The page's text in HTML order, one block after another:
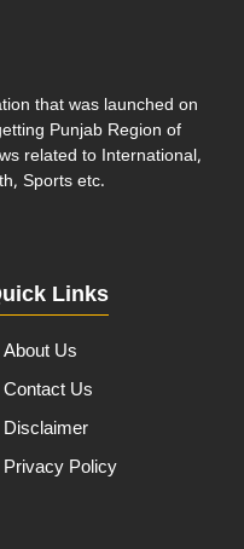
that was launched on
Punjab Region of
related to International,
Sports etc.
Links
About Us
Contact Us
Disclaimer
Privacy Policy